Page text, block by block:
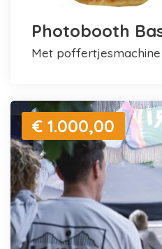
Photobooth
met
€ 1.000,00